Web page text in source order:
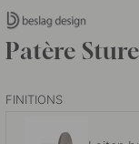
Patère
FINITIONS